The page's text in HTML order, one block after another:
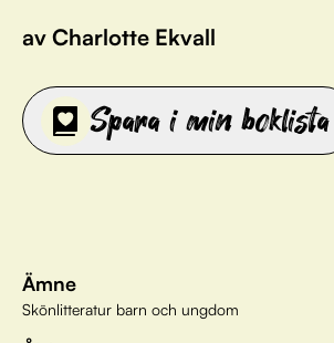
av Charlotte Ekvall
Spara i min boklista
Ämne
Skönlitteratur barn och ungdom